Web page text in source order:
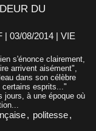
DU
| 03/08/2014 | VIE
s'énonce clairement,
arrivent aisément",
dans son célèbre
esprits..."
jours, à une époque où
, politesse,